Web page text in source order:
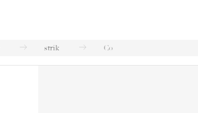
strik Co